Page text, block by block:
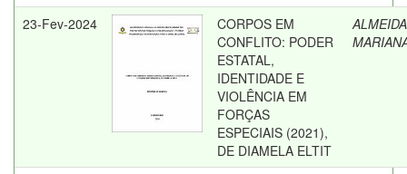
23-Fev-2024
CORPOS EM
CONFLITO: PODER
ESTATAL,
IDENTIDADE E
VIOLÊNCIA EM
FORÇAS
ESPECIAIS (2021),
DE DIAMELA ELTIT